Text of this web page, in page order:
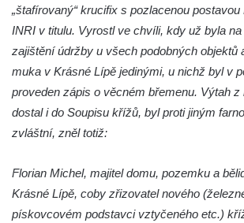
Pamětní kříž na Lovoši
Kříž na rozcestí u domu čp. 49 ve Svojkově
Centrální kříž bývalého hřbitova v Horním
Chlumu
Kříž jižně od Prysku
Čechách
Kříž u kostela Zvěstování Panny Marie v
Duchcově
„štafírovaný“ krucifix s pozlacenou
INRI v titulu. Vyrostl ve chvíli, kdy už byla
zajištění údržby u všech podobných objektů
muka v Krásné Lípě jedinými, u nichž byl v
proveden zápis o věcném břemenu. Výtah
dostal i do Soupisu křížů, byl proti jiným
zvláštní, zněl totiž:
Florian Michel, majitel domu, pozemku a
Krásné Lípě, coby zřizovatel nového
pískovcovém podstavci vztyčeného etc.)